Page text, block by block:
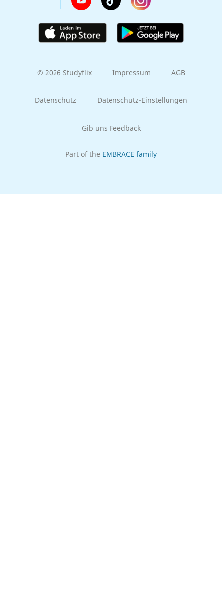
© 2026 Studyflix Impressum AGB
Datenschutz Datenschutz-Einstellungen
Gib uns Feedback
Part of the EMBRACE family